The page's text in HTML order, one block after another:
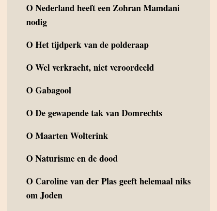
ONederland heeft een Zohran Mamdani
nodig
OHet tijdperk van de polderaap
OWel verkracht, niet veroordeeld
OGabagool
ODe gewapende tak van Domrechts
OMaarten Wolterink
ONaturisme en de dood
O Caroline van der Plas geeft helemaal niks
om Joden